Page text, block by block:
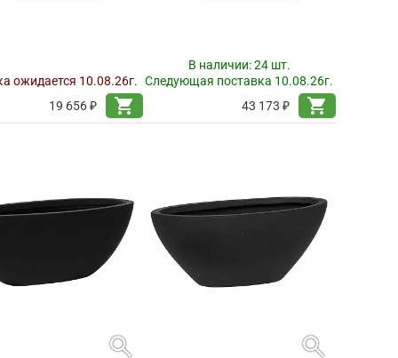
ожидается 10.08.26г.
19 656 ₽
shopping_cart
В наличии:24 шт.
Следующая поставка 10.08.26г.
43 173 ₽
shopping_cart
search search